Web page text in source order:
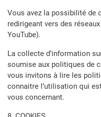
Vous avez la possibilité de
redirigeant vers des
YouTube).
La collecte d’information
soumise aux politiques de
vous invitons à lire les
connaitre l’utilisation qui
vous concernant.